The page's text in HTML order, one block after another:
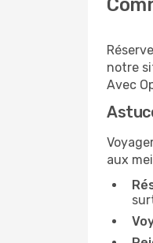
notre
Avec
aux